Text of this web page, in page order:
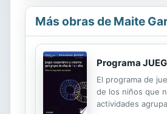
Más obras de Maite
Programa
El programa de
de los niños que
actividades